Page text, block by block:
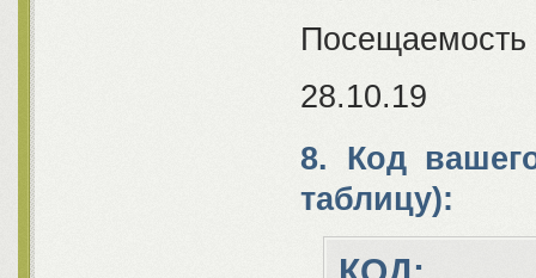
Посещаемость
28.10.19
8. Код
таблицу):